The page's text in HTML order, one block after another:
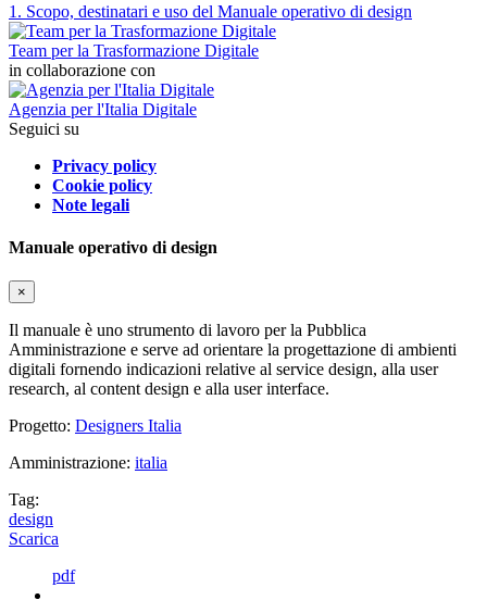
1. Scopo, destinatari e uso del Manuale operativo di design
Team per la Trasformazione Digitale
in collaborazione con
Agenzia per l'Italia Digitale
Seguici su
Privacy policy
Cookie policy
Note legali
Manuale operativo di design
×
Il manuale è uno strumento di lavoro per la Pubblica
Amministrazione e serve ad orientare la progettazione di ambienti
digitali fornendo indicazioni relative al service design, alla user
research, al content design e alla user interface.
Progetto: Designers Italia
Amministrazione: italia
Tag:
design
Scarica
pdf